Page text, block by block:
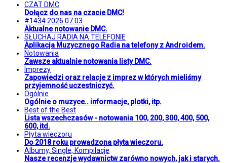
CZAT DMC
Dołącz do nas na czacie DMC!
#1434 2026.07.03
Aktualne notowanie DMC.
SŁUCHAJ RADIA NA TELEFONIE
Aplikacja Muzycznego Radia na telefony z Androidem.
Notowania
Zawsze aktualnie notowania listy DMC.
Imprezy
Zapowiedzi oraz relacje z imprez w których mieliśmy
przyjemność uczestniczyć.
Ogólnie
Ogólnie o muzyce.. informacje, plotki, itp.
Best of the Best
Lista wszechczasów - notowania 100, 200, 300, 400, 500,
600, itd.
Płyta wieczoru
Do 2018 roku prowadzona płyta wieczoru.
Albumy, Single, Kompilacje
Nasze recenzje wydawnictw zarówno nowych, jak i starych.